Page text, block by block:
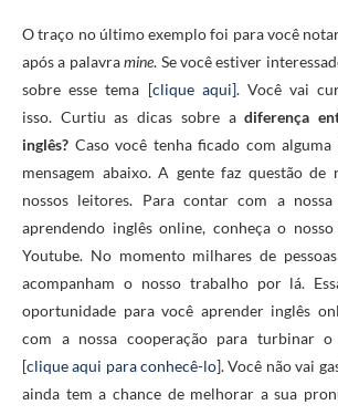
O traço no último exemplo foi para você
após a palavramine. Se você estiver
sobre esse tema [clique aqui]. Você vai
isso. Curtiu as dicas sobre adiferença
inglês? Caso você tenha ficado com alguma
mensagem abaixo. A gente faz questão de
nossos leitores. Para contar com a
aprendendo inglês online, conheça o
Youtube. No momento milhares de
acompanham o nosso trabalho por lá.
oportunidade para você aprender inglês
com a nossa cooperação para turbinar o
[clique aqui para conhecê-lo]. Você não vai
ainda tem a chance de melhorar a sua